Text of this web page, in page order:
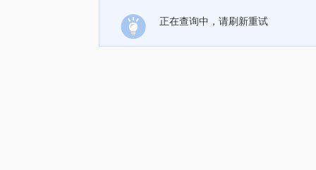
正在查询中，请刷新重试